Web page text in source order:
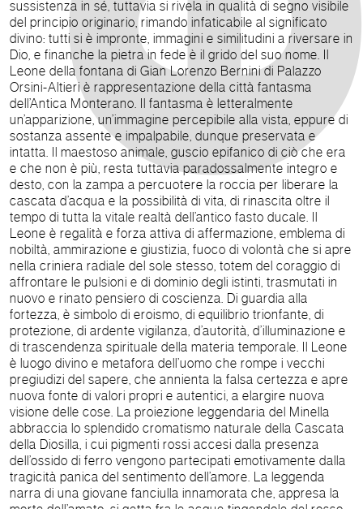
sussistenza in sé, tuttavia si rivela in qualità di segno visibile
del principio originario, rimando infaticabile al significato
divino: tutti si è impronte, immagini e similitudini a riversare in
Dio, e finanche la pietra in fede è il grido del suo nome. Il
Leone della fontana di Gian Lorenzo Bernini di Palazzo
Orsini-Altieri è rappresentazione della città fantasma
dell’Antica Monterano. Il fantasma è letteralmente
un’apparizione, un’immagine percepibile alla vista, eppure di
sostanza assente e impalpabile, dunque preservata e
intatta. Il maestoso animale, guscio epifanico di ciò che era
e che non è più, resta tuttavia paradossalmente integro e
desto, con la zampa a percuotere la roccia per liberare la
cascata d’acqua e la possibilità di vita, di rinascita oltre il
tempo di tutta la vitale realtà dell’antico fasto ducale. Il
Leone è regalità e forza attiva di affermazione, emblema di
nobiltà, ammirazione e giustizia, fuoco di volontà che si apre
nella criniera radiale del sole stesso, totem del coraggio di
affrontare le pulsioni e di dominio degli istinti, trasmutati in
nuovo e rinato pensiero di coscienza. Di guardia alla
fortezza, è simbolo di eroismo, di equilibrio trionfante, di
protezione, di ardente vigilanza, d’autorità, d’illuminazione e
di trascendenza spirituale della materia temporale. Il Leone
è luogo divino e metafora dell’uomo che rompe i vecchi
pregiudizi del sapere, che annienta la falsa certezza e apre
nuova fonte di valori propri e autentici, a elargire nuova
visione delle cose. La proiezione leggendaria del Minella
abbraccia lo splendido cromatismo naturale della Cascata
della Diosilla, i cui pigmenti rossi accesi dalla presenza
dell’ossido di ferro vengono partecipati emotivamente dalla
tragicità panica del sentimento dell’amore. La leggenda
narra di una giovane fanciulla innamorata che, appresa la